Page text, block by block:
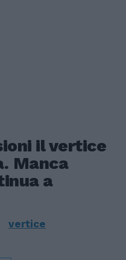
il vertice
Manca
a
vertice